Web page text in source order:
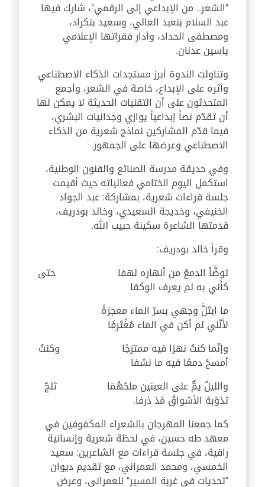
"الشعر.. من الإبداعي إلى الرقمي"، شارك فيها
عبد السلام بنعبد العالي، وسعيد بنكراد،
ومصطفى الحداد، وأدار فقراتها الإعلامي
ياسين عدنان.
وتناولت الندوة أبرز مستجدات الذكاء الاصطناعي
وأثره على الإبداع، خاصة في الشعر، وأجمع
المتحدثون على أن التقنيات الحديثة لا يمكن لها
أن تقدّم نصاً إبداعياً يوازي وجدانيات البشري،
فيما قدّم المشاركين نماذج شعرية من الذكاء
الاصطناعي وعرضها على الجمهور.
وفي حديقة مدرسة الصنائع والفنون الوطنية،
استكمل اليوم الختامي فعالياته حيث أقيمت
جلسة قراءات شعرية، بمشاركة: عبد الجواد
الخنيفي، وخديجة السعيدي، وخالد بودريف،
قدمتها الشاعرة سكينة حبيب الله.
وقرأ خالد بودريف:
توضَّأ الدمعُ من أنهاره لهفا
حتى
كأَني به لم يعرف الوكفا
ما ابتَلَّ وجهي بسرّ الماء معجزةً
لأَنّني لم أكن في الماء مُغْتَرِفَا
وإنّما كنتُ نهرًا فيه ممتزجًا
وكنتُ
أمسحُ دمعًا فيه ما نشفا
والليلُ يمٌّ على العينين ملحُهُمَا ثلجٌ
تذوّبهُ الأشواقُ مُذ ذرفا.
كما جمعنا المهرجان بالشعراء المكفوفين في
معهد طه حسين، في لحظة شعرية وإنسانية
راقية، في جلسة قراءات مع الشاعرين: سعيد
الخمسي، ومحمد العمراني، مع تقديم ديوان
"تحديات في غربة المسير" للعمراني، وعرض